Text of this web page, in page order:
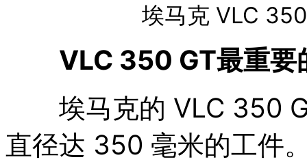
埃马克 VLC
VLC 350 GT最重要
埃马克的 VLC 350
直径达 350 毫米的工件